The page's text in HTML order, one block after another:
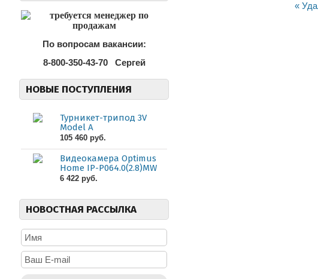
По вопросам вакансии:
8-800-350-43-70
Сергей
НОВЫЕ ПОСТУПЛЕНИЯ
Турникет-трипод 3V
Model A
105 460 руб.
Видеокамера Optimus
Home IP-P064.0(2.8)MW
6 422 руб.
НОВОСТНАЯ РАССЫЛКА
«